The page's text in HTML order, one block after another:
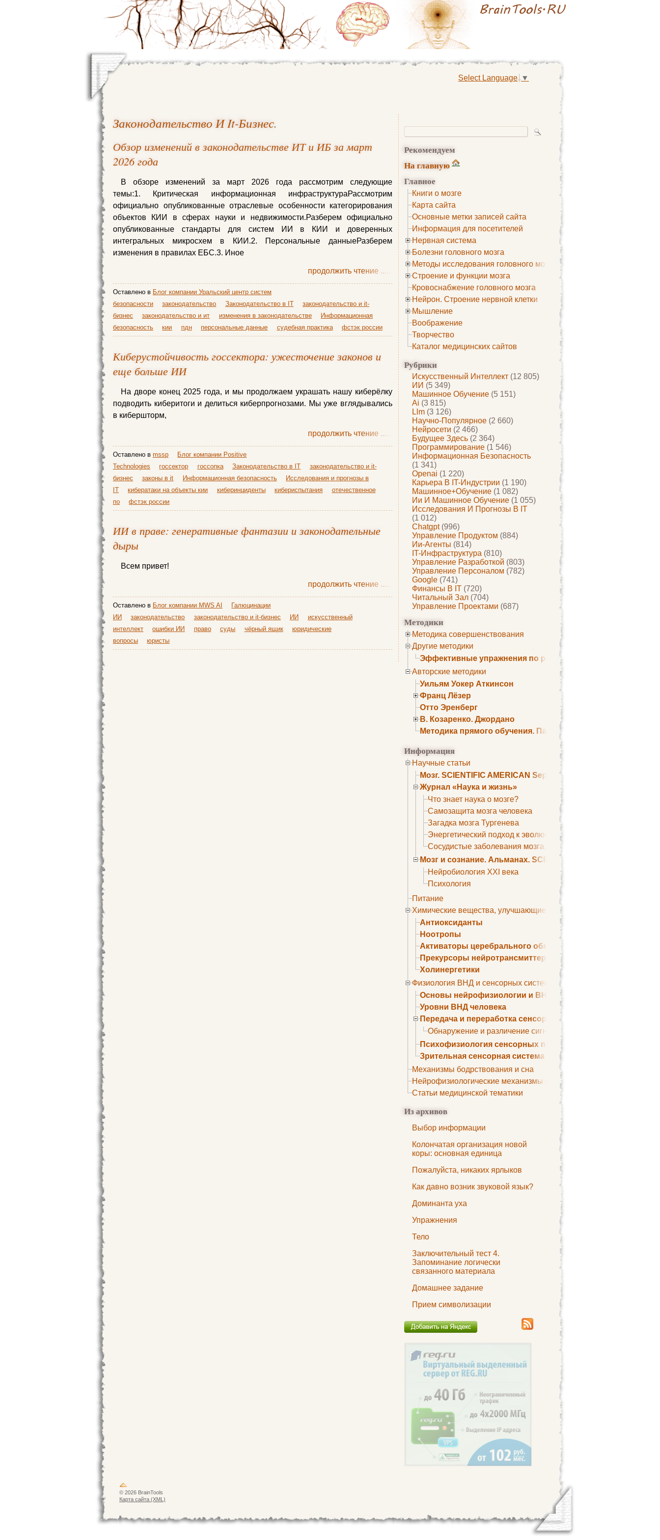
Select Language ▼
Рекомендуем
На главную
Главное
Книги о мозге
Карта сайта
Основные метки записей сайта
Информация для посетителей
Нервная система
Болезни головного мозга
Методы исследования головного мозга
Строение и функции мозга
Кровоснабжение головного мозга
Нейрон. Строение нервной клетки
Мышление
Воображение
Творчество
Каталог медицинских сайтов
Рубрики
Искусственный Интеллект (12 805)
ИИ (5 349)
Машинное Обучение (5 151)
Ai (3 815)
Llm (3 126)
Научно-Популярное (2 660)
Нейросети (2 466)
Будущее Здесь (2 364)
Программирование (1 546)
Информационная Безопасность
(1 341)
Openai (1 220)
Карьера В IT-Индустрии (1 190)
Машинное+обучение (1 082)
Ии И Машинное Обучение (1 055)
Исследования И Прогнозы В IT
(1 012)
Chatgpt(996)
Управление Продуктом (884)
Ии-Агенты (814)
IT-Инфраструктура (810)
Управление Разработкой (803)
Управление Персоналом (782)
Google (741)
Финансы В IT (720)
Читальный Зал (704)
Управление Проектами (687)
Методики
Методика совершенствования
Другие методики
Эффективные упражнения по развитию памяти
Авторские методики
Уильям Уокер Аткинсон
Франц Лёзер
Отто Эренберг
В. Козаренко. Джордано
Методика прямого обучения. Пауль Шелли
Информация
Научные статьи
Мозг. SCIENTIFIC AMERICAN September 1979
Журнал «Наука и жизнь»
Что знает наука о мозге?
Самозащита мозга человека
Загадка мозга Тургенева
Энергетический подход к эволюции мозга
Сосудистые заболевания мозга. Все может начаться с
Мозг и сознание. Альманах. SCIENTIFIC AMERICAN
Нейробиология XXI века
Психология
Питание
Химические вещества, улучшающие умственные способности
Антиоксиданты
Ноотропы
Активаторы церебрального обмена веществ
Прекурсоры нейротрансмиттеров
Холинергетики
Физиология ВНД и сенсорных систем
Основы нейрофизиологии и ВНД
Уровни ВНД человека
Передача и переработка сенсорных сигналов
Обнаружение и различение сигналов. Сенсорная рецепция
Психофизиология сенсорных процессов
Зрительная сенсорная система
Механизмы бодрствования и сна
Нейрофизиологические механизмы сна
Статьи медицинской тематики
Из архивов
Выбор информации
Колончатая организация новой
коры: основная единица
Пожалуйста, никаких ярлыков
Как давно возник звуковой язык?
Доминанта уха
Упражнения
Тело
Заключительный тест 4.
Запоминание логически
связанного материала
Домашнее задание
Прием символизации
Законодательство И It-Бизнес.
Обзор изменений в законодательстве ИТ и ИБ за март
2026 года
В обзоре изменений за март 2026 года рассмотрим следующие
темы:1. Критическая информационная инфраструктураРассмотрим
официально опубликованные отраслевые особенности категорирования
объектов КИИ в сферах науки и недвижимости.Разберем официально
опубликованные стандарты для систем ИИ в КИИ и доверенных
интегральных микросхем в КИИ.2. Персональные данныеРазберем
изменения в правилах ЕБС.3. Иное
продолжить чтение ......
Оставлено в Блог компании Уральский центр систем
безопасности
законодательство Законодательство в IT
законодательство и it-
бизнес
законодательство и ит изменения в законодательстве
Информационная
безопасность
кии пдн персональные данные судебная практика фстэк россии
Киберустойчивость госсектора: ужесточение законов и
еще больше ИИ
На дворе конец 2025 года, и мы продолжаем украшать нашу киберёлку
подводить киберитоги и делиться киберпрогнозами. Мы уже вглядывались
в кибершторм,
продолжить чтение ......
Оставлено в mssp
Блог компании Positive
Technologies
госсектор госсопка Законодательство в IT
законодательство и it-
бизнес
законы в it Информационная безопасность
Исследования и прогнозы в
IT
кибератаки на объекты кии киберинциденты кибериспытания
отечественное
по
фстэк россии
ИИ в праве: генеративные фантазии и законодательные
дыры
Всем привет!
продолжить чтение ......
Оставлено в Блог компании MWS AI
Галюцинации
ИИ
законодательство законодательство и it-бизнес ИИ
искусственный
интеллект
ошибки ИИ право суды чёрный ящик
юридические
вопросы
юристы
© 2026 BrainTools
Карта сайта (XML)